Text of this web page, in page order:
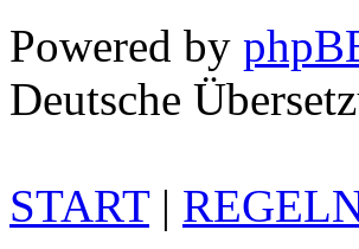
Powered by
Deutsche
START|